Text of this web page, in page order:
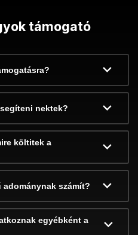
támogató
nektek?
költitek a
számít?
egyébként a